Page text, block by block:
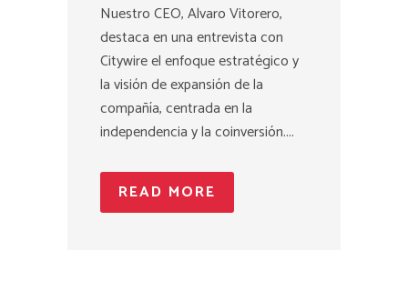
Nuestro CEO, Alvaro Vitorero,
destaca en una entrevista con
Citywire el enfoque estratégico y
la visión de expansión de la
compañía, centrada en la
independencia y la coinversión....
READ MORE